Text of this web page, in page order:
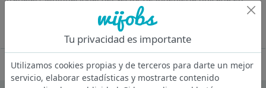
Madrid capital (zona sur de Madrid) Descripción El candidato
Oferta desactivada
Tu privacidad es importante
Utilizamos cookies propias y de terceros para darte un mejor
servicio, elaborar estadísticas y mostrarte contenido